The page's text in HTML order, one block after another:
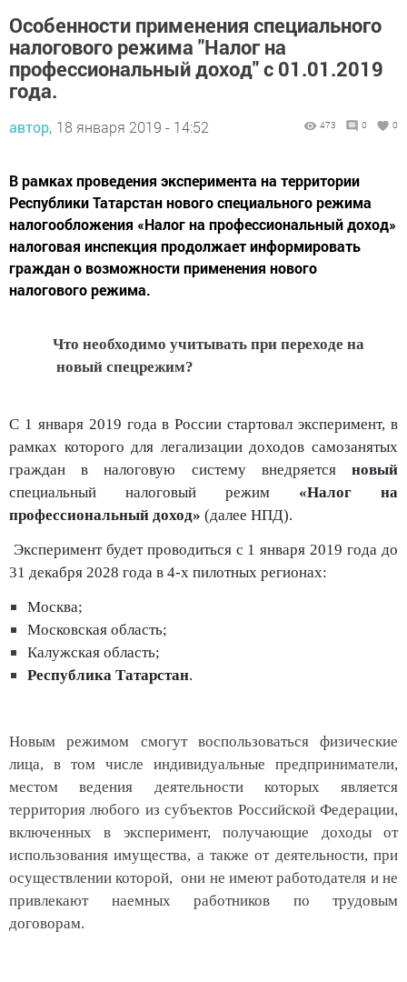
Особенности применения специального
налогового режима "Налог на
профессиональный доход" с 01.01.2019
года.
автор, 18 января 2019 - 14:52 473 0 0
В рамках проведения эксперимента на территории
Республики Татарстан нового специального режима
налогообложения «Налог на профессиональный доход»
налоговая инспекция продолжает информировать
граждан о возможности применения нового
налогового режима.
Что необходимо учитывать при переходе на
новый спецрежим?
С 1 января 2019 года в России стартовал эксперимент, в
рамках которого для легализации доходов самозанятых
граждан в налоговую систему внедряется новый
специальный налоговый режим «Налог на
профессиональный доход» (далее НПД).
Эксперимент будет проводиться с 1 января 2019 года до
31 декабря 2028 года в 4-х пилотных регионах:
Москва;
Московская область;
Калужская область;
Республика Татарстан.
Новым режимом смогут воспользоваться физические
лица, в том числе индивидуальные предприниматели,
местом ведения деятельности которых является
территория любого из субъектов Российской Федерации,
включенных в эксперимент, получающие доходы от
использования имущества, а также от деятельности, при
осуществлении которой, они не имеют работодателя и не
привлекают наемных работников по трудовым
договорам.